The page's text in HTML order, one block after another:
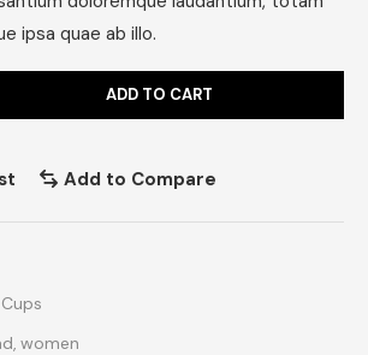
ipsa quae ab illo.
ADD TO CART
Add to Compare
, women